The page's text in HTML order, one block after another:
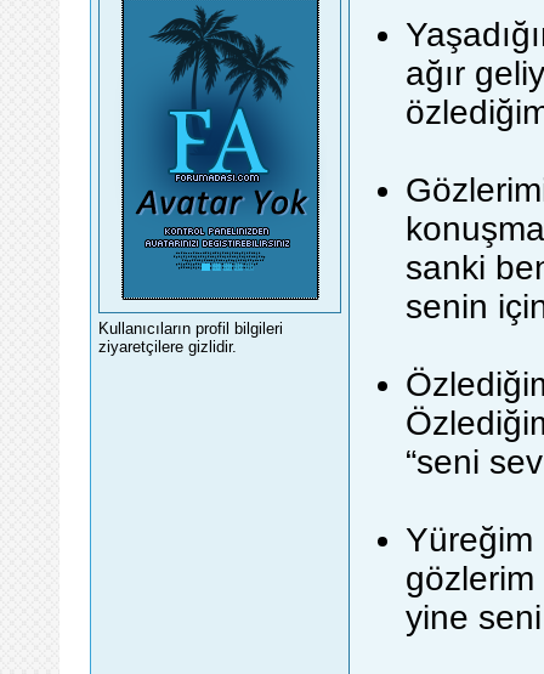
Kullanıcıların profil bilgileri
ziyaretçilere gizlidir.
ağır
sanki
senin
“seni
Yüreğim
yine